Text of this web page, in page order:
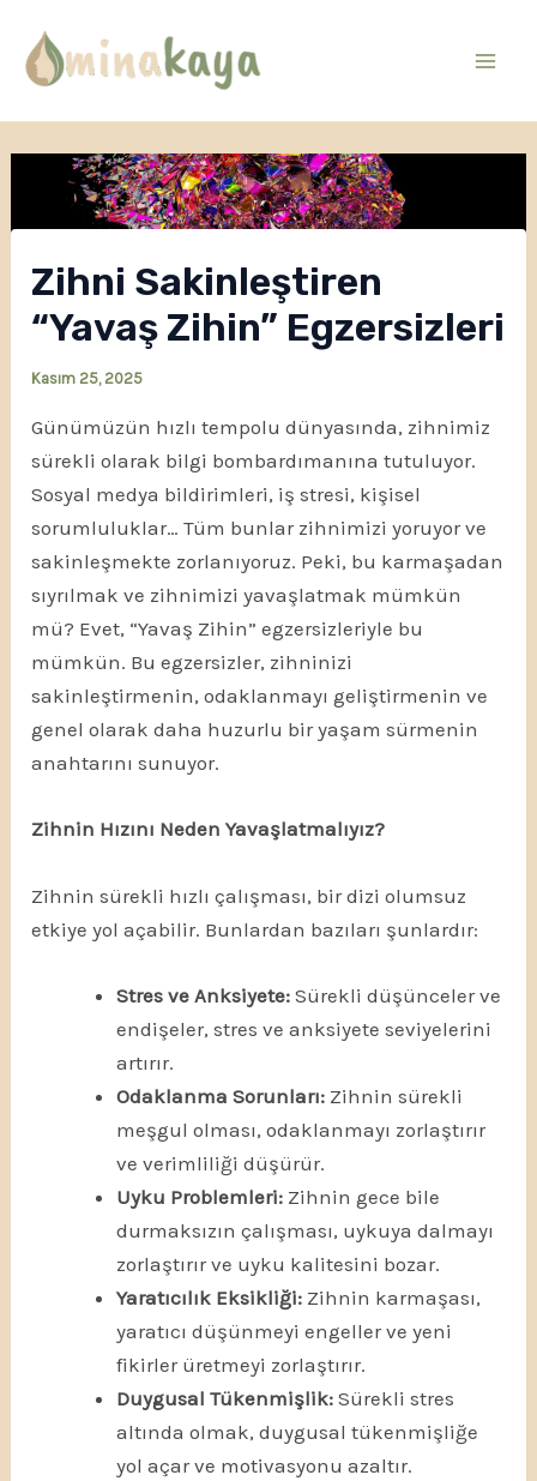
atla
Zihni Sakinleştiren
“Yavaş Zihin” Egzersizleri
Kasım 25, 2025
Günümüzün hızlı tempolu dünyasında, zihnimiz
sürekli olarak bilgi bombardımanına tutuluyor.
Sosyal medya bildirimleri, iş stresi, kişisel
sorumluluklar… Tüm bunlar zihnimizi yoruyor ve
sakinleşmekte zorlanıyoruz. Peki, bu karmaşadan
sıyrılmak ve zihnimizi yavaşlatmak mümkün
mü? Evet, “Yavaş Zihin” egzersizleriyle bu
mümkün. Bu egzersizler, zihninizi
sakinleştirmenin, odaklanmayı geliştirmenin ve
genel olarak daha huzurlu bir yaşam sürmenin
anahtarını sunuyor.
Zihnin Hızını Neden Yavaşlatmalıyız?
Zihnin sürekli hızlı çalışması, bir dizi olumsuz
etkiye yol açabilir. Bunlardan bazıları şunlardır:
Stres ve Anksiyete: Sürekli düşünceler ve
endişeler, stres ve anksiyete seviyelerini
artırır.
Odaklanma Sorunları: Zihnin sürekli
meşgul olması, odaklanmayı zorlaştırır
ve verimliliği düşürür.
Uyku Problemleri: Zihnin gece bile
durmaksızın çalışması, uykuya dalmayı
zorlaştırır ve uyku kalitesini bozar.
Yaratıcılık Eksikliği: Zihnin karmaşası,
yaratıcı düşünmeyi engeller ve yeni
fikirler üretmeyi zorlaştırır.
Duygusal Tükenmişlik: Sürekli stres
altında olmak, duygusal tükenmişliğe
yol açar ve motivasyonu azaltır.